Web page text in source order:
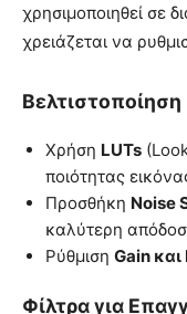
χρησιμοποιηθεί σε
χρειάζεται να
Χρήση LUTs
ποιότητας
Προσθήκη Noise
καλύτερη
Ρύθμιση Gain και
Φίλτρα για